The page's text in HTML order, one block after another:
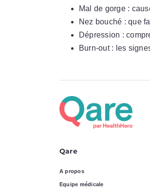
Mal de gorge :
Nez bouché : que
Dépression :
Burn-out : les
Qare
A propos
Equipe médicale